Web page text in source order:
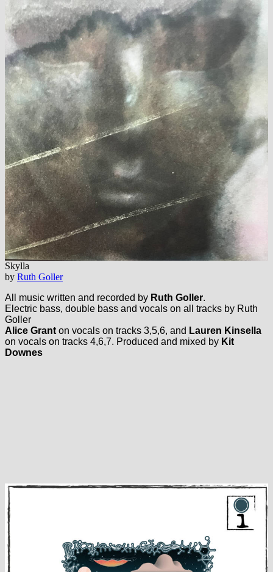
Skylla
by Ruth Goller
All music written and recorded by Ruth Goller.
Electric bass, double bass and vocals on all tracks by Ruth
Goller
Alice Grant on vocals on tracks 3,5,6, and Lauren Kinsella
on vocals on tracks 4,6,7. Produced and mixed by Kit
Downes